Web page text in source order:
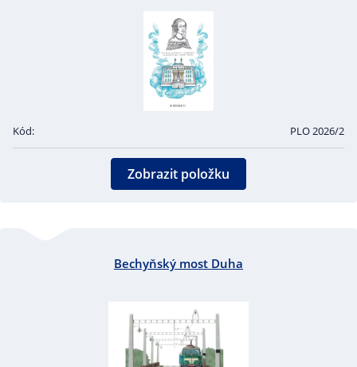
Kód: PLO 2026/2
Zobrazit položku
Bechyňský most Duha